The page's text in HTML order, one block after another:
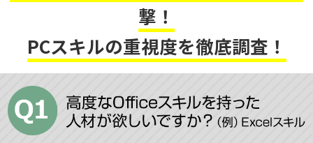
撃！
PCスキルの重視度を徹底調査！